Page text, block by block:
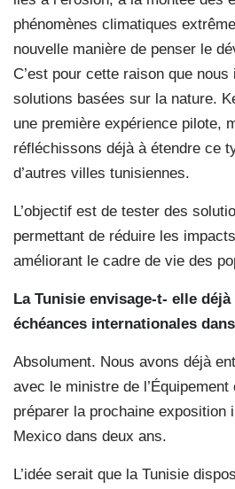
phénomènes climatiques
nouvelle manière de penser le
C’est pour cette raison que
solutions basées sur la nature.
une première expérience pilote,
réfléchissons déjà à étendre ce
d’autres villes tunisiennes.
L’objectif est de tester des
permettant de réduire les
améliorant le cadre de vie des
La Tunisie envisage-t- elle
échéances internationales
Absolument. Nous avons déjà
avec le ministre de l’Équipement
préparer la prochaine exposition
Mexico dans deux ans.
L’idée serait que la Tunisie